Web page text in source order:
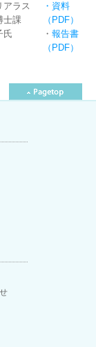
アラス
課
氏
・資料
（PDF）
・ 報告書
（PDF）